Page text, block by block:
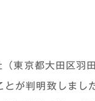
東京都大田区羽
とが判明致しまし